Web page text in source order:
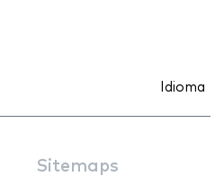
Idioma
Sitemaps